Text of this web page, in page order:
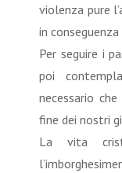
violenza pure
in
Per seguire i
poi
necessario
fine dei nostri
La vita